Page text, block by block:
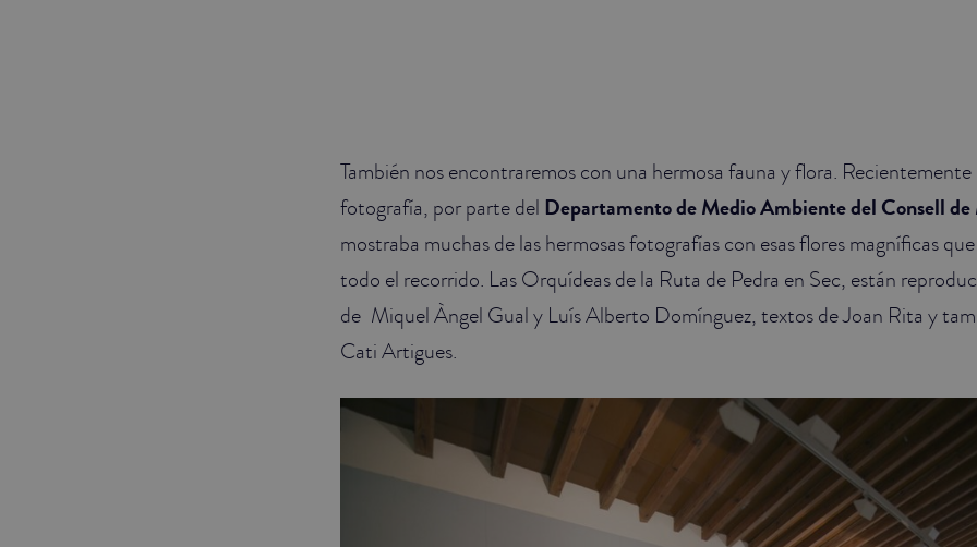
También nos encontraremos con una hermosa fauna y flora.
fotografía, por parte del Departamento de Medio Ambiente del Consell
mostraba muchas de las hermosas fotografías con esas flores magníficas
todo el recorrido. Las Orquídeas de la Ruta de Pedra en Sec, están
de Miquel Àngel Gual y Luís Alberto Domínguez, textos de Joan Rita y
Cati Artigues.